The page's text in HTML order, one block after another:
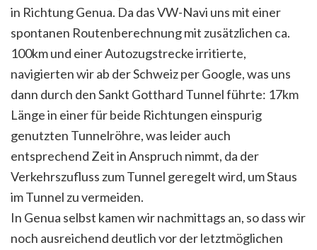
in Richtung Genua. Da das VW-Navi uns mit einer
spontanen Routenberechnung mit zusätzlichen ca.
100km und einer Autozugstrecke irritierte,
navigierten wir ab der Schweiz per Google, was uns
dann durch den Sankt Gotthard Tunnel führte: 17km
Länge in einer für beide Richtungen einspurig
genutzten Tunnelröhre, was leider auch
entsprechend Zeit in Anspruch nimmt, da der
Verkehrszufluss zum Tunnel geregelt wird, um Staus
im Tunnel zu vermeiden.
In Genua selbst kamen wir nachmittags an, so dass wir
noch ausreichend deutlich vor der letztmöglichen